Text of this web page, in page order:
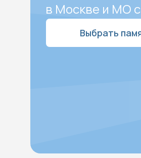
в Москве и МО с
Выбрать